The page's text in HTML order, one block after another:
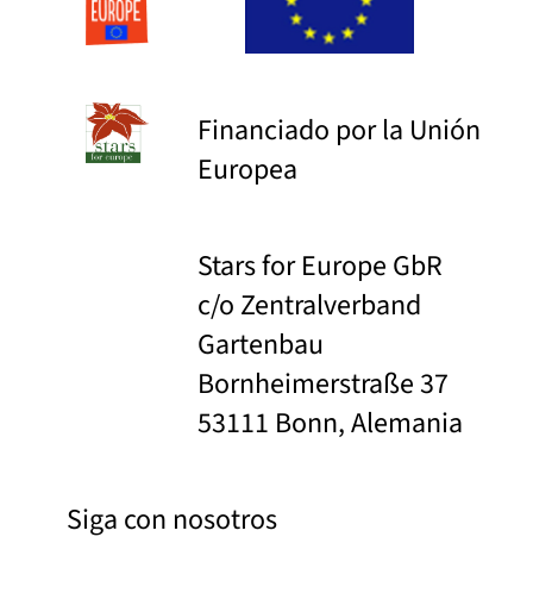
Financiado por la Unión
Europea
Stars for Europe GbR
c/o Zentralverband
Gartenbau
Bornheimerstraße 37
53111 Bonn, Alemania
Siga con nosotros